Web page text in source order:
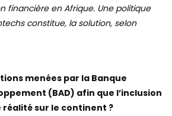
financière en Afrique. Une politique
constitue, la solution, selon
menées par la Banque
(BAD) afin que l’inclusion
sur le continent ?